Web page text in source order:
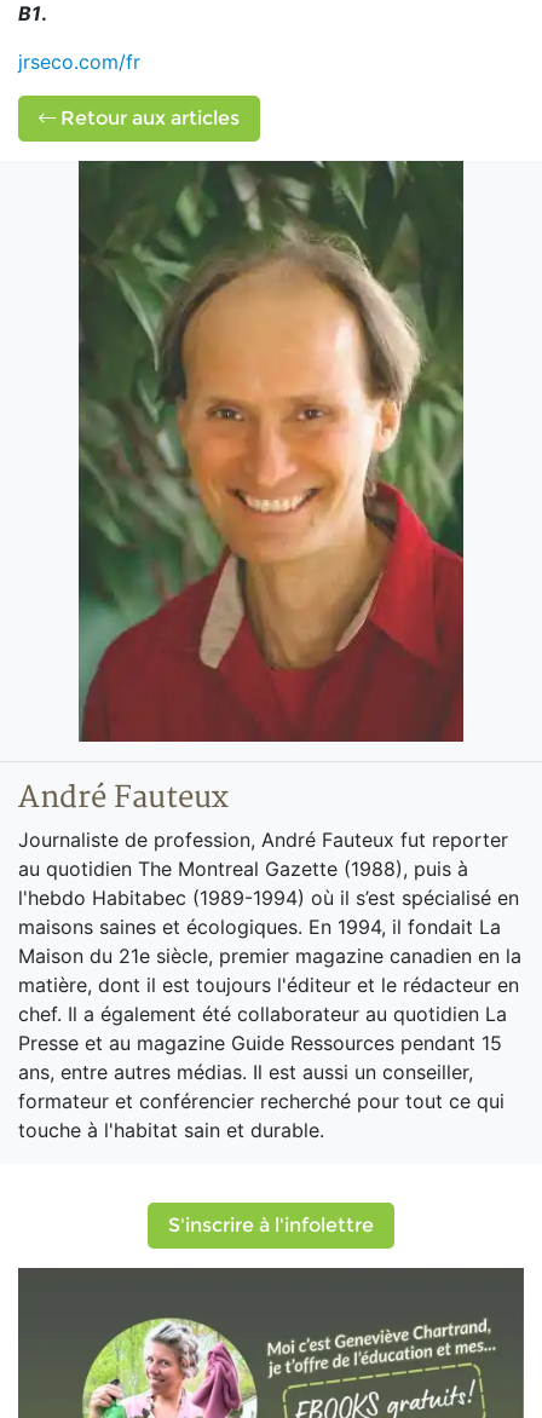
B1.
jrseco.com/fr
Retour aux articles
André Fauteux
Journaliste de profession, André Fauteux fut reporter
au quotidien The Montreal Gazette (1988), puis à
l'hebdo Habitabec (1989-1994) où il s’est spécialisé en
maisons saines et écologiques. En 1994, il fondait La
Maison du 21e siècle, premier magazine canadien en la
matière, dont il est toujours l'éditeur et le rédacteur en
chef. Il a également été collaborateur au quotidien La
Presse et au magazine Guide Ressources pendant 15
ans, entre autres médias. Il est aussi un conseiller,
formateur et conférencier recherché pour tout ce qui
touche à l'habitat sain et durable.
S'inscrire à l'infolettre